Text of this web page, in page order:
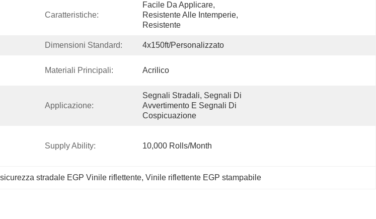
Caratteristiche:
Facile Da Applicare,
Resistente Alle Intemperie,
Resistente
Dimensioni Standard: 4x150ft/personalizzato
Materiali Principali: Acrilico
Applicazione:
Segnali Stradali, Segnali Di
Avvertimento E Segnali Di
Cospicuazione
Supply Ability: 10,000 Rolls/month
stradale EGP Vinile riflettente, Vinile riflettente EGP stampabile